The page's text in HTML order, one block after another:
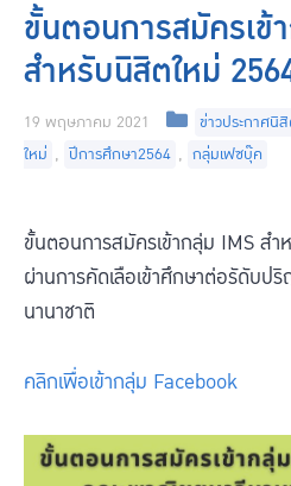
ขั้นตอนการสมัครเข้
สำหรับนิสิตใหม่
19 พฤษภาคม 2021 Categories
ข่าวประกาศนิ
ใหม่ , ปีการศึกษา2564 , กลุ่มเฟซบุ๊ค
ขั้นตอนการสมัครเข้ากลุ่ม IMS ส
ผ่านการคัดเลือเข้าศึกษาต่อรัดั
นานาชาติ
คลิกเพื่อเข้ากลุ่ม Facebook